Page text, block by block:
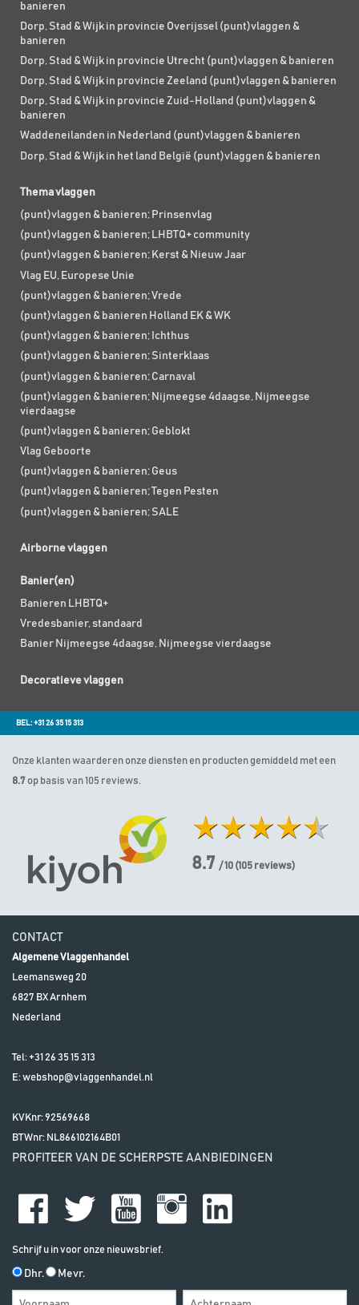
banieren
Dorp, Stad & Wijk in provincie Overijssel (punt)vlaggen &
banieren
Dorp, Stad & Wijk in provincie Utrecht (punt)vlaggen & banieren
Dorp, Stad & Wijk in provincie Zeeland (punt)vlaggen & banieren
Dorp, Stad & Wijk in provincie Zuid-Holland (punt)vlaggen &
banieren
Waddeneilanden in Nederland (punt)vlaggen & banieren
Dorp, Stad & Wijk in het land België (punt)vlaggen & banieren
Thema vlaggen
(punt)vlaggen & banieren; Prinsenvlag
(punt)vlaggen & banieren; LHBTQ+ community
(punt)vlaggen & banieren; Kerst & Nieuw Jaar
Vlag EU, Europese Unie
(punt)vlaggen & banieren; Vrede
(punt)vlaggen & banieren Holland EK & WK
(punt)vlaggen & banieren; Ichthus
(punt)vlaggen & banieren; Sinterklaas
(punt)vlaggen & banieren; Carnaval
(punt)vlaggen & banieren; Nijmeegse 4daagse, Nijmeegse
vierdaagse
(punt)vlaggen & banieren; Geblokt
Vlag Geboorte
(punt)vlaggen & banieren; Geus
(punt)vlaggen & banieren; Tegen Pesten
(punt)vlaggen & banieren; SALE
Airborne vlaggen
Banier(en)
Banieren LHBTQ+
Vredesbanier, standaard
Banier Nijmeegse 4daagse, Nijmeegse vierdaagse
Decoratieve vlaggen
BEL: +31 26 35 15 313
Onze klanten waarderen onze diensten en producten gemiddeld met een
8.7 op basis van 105 reviews.
8.7 / 10 (105 reviews)
CONTACT
Algemene Vlaggenhandel
Leemansweg 20
6827 BXArnhem
Nederland
Tel: +31 26 35 15 313
E:webshop@vlaggenhandel.nl
KVKnr: 92569668
BTWnr: NL866102164B01
PROFITEER VAN DE SCHERPSTE AANBIEDINGEN
Schrijf u in voor onze nieuwsbrief.
Dhr. Mevr.